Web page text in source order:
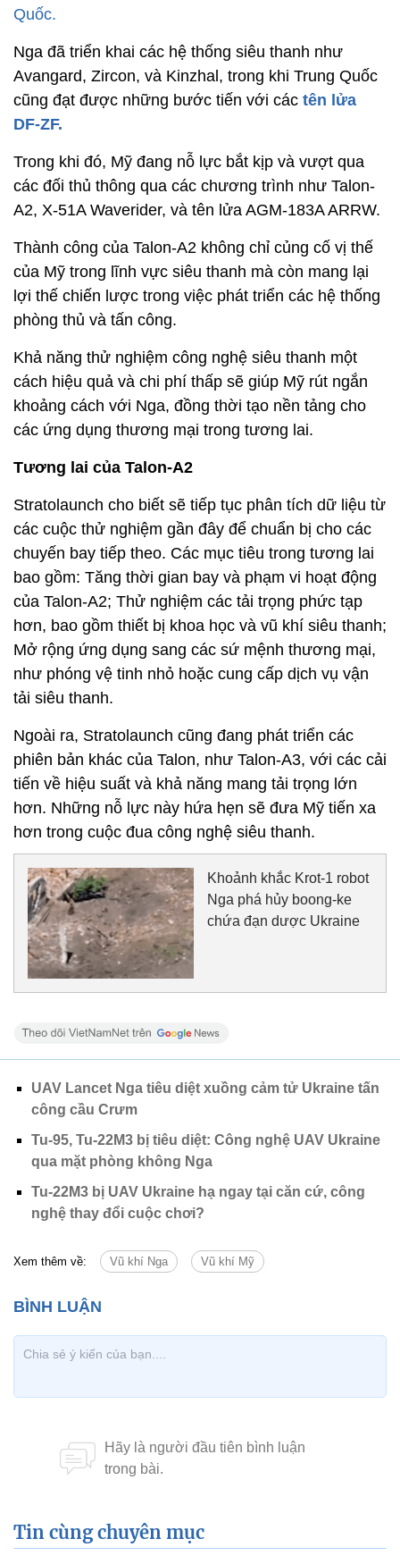
Quốc.
Nga đã triển khai các hệ thống siêu thanh như
Avangard, Zircon, và Kinzhal, trong khi Trung Quốc
cũng đạt được những bước tiến với các tên lửa
DF-ZF.
Trong khi đó, Mỹ đang nỗ lực bắt kịp và vượt qua
các đối thủ thông qua các chương trình như Talon-
A2, X-51A Waverider, và tên lửa AGM-183A ARRW.
Thành công của Talon-A2 không chỉ củng cố vị thế
của Mỹ trong lĩnh vực siêu thanh mà còn mang lại
lợi thế chiến lược trong việc phát triển các hệ thống
phòng thủ và tấn công.
Khả năng thử nghiệm công nghệ siêu thanh một
cách hiệu quả và chi phí thấp sẽ giúp Mỹ rút ngắn
khoảng cách với Nga, đồng thời tạo nền tảng cho
các ứng dụng thương mại trong tương lai.
Tương lai của Talon-A2
Stratolaunch cho biết sẽ tiếp tục phân tích dữ liệu từ
các cuộc thử nghiệm gần đây để chuẩn bị cho các
chuyến bay tiếp theo. Các mục tiêu trong tương lai
bao gồm: Tăng thời gian bay và phạm vi hoạt động
của Talon-A2; Thử nghiệm các tải trọng phức tạp
hơn, bao gồm thiết bị khoa học và vũ khí siêu thanh;
Mở rộng ứng dụng sang các sứ mệnh thương mại,
như phóng vệ tinh nhỏ hoặc cung cấp dịch vụ vận
tải siêu thanh.
Ngoài ra, Stratolaunch cũng đang phát triển các
phiên bản khác của Talon, như Talon-A3, với các cải
tiến về hiệu suất và khả năng mang tải trọng lớn
hơn. Những nỗ lực này hứa hẹn sẽ đưa Mỹ tiến xa
hơn trong cuộc đua công nghệ siêu thanh.
Khoảnh khắc Krot-1 robot
Nga phá hủy boong-ke
chứa đạn dược Ukraine
UAV Lancet Nga tiêu diệt xuồng cảm tử Ukraine tấn
công cầu Crưm
Tu-95, Tu-22M3 bị tiêu diệt: Công nghệ UAV Ukraine
qua mặt phòng không Nga
Tu-22M3 bị UAV Ukraine hạ ngay tại căn cứ, công
nghệ thay đổi cuộc chơi?
Xem thêm về: Vũ khí Nga Vũ khí Mỹ
Tin cùng chuyên mục